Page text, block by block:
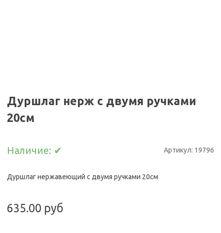
Дуршлаг нерж с двумя ручками
20см
Наличие: ✔ Артикул: 19796
Дуршлаг нержавеющий с двумя ручками 20см
635.00 руб